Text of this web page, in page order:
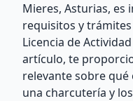
Mieres, Asturias, es
requisitos y
Licencia de
artículo, te
relevante sobre
una charcutería y